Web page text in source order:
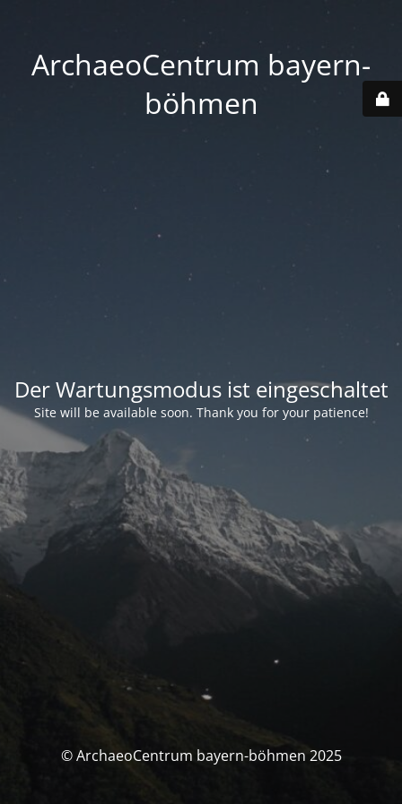
ArchaeoCentrum bayern-
böhmen
Der Wartungsmodus ist eingeschaltet
Site will be available soon. Thank you for your patience!
© ArchaeoCentrum bayern-böhmen 2025